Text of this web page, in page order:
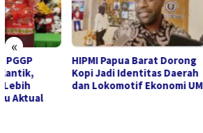
«
HIPMI Papua Barat Dorong
Kopi Jadi Identitas Daerah
dan Lokomotif Ekonomi UMKM
Kanwil
Barat
Hukum